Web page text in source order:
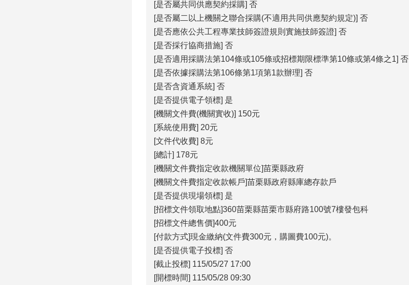
[是否屬共同供應契約採購] 否
[是否屬二以上機關之聯合採購(不適用共同供應契約規定)] 否
[是否應依公共工程專業技師簽證規則實施技師簽證] 否
[是否採行協商措施] 否
[是否適用採購法第104條或105條或招標期限標準第10條或第4條之1] 否
[是否依據採購法第106條第1項第1款辦理] 否
[是否含資通系統] 否
[是否提供電子領標] 是
[機關文件費(機關實收)] 150元
[系統使用費] 20元
[文件代收費] 8元
[總計] 178元
[機關文件費指定收款機關單位]苗栗縣政府
[機關文件費指定收款帳戶]苗栗縣政府縣庫總存款戶
[是否提供現場領標] 是
[招標文件領取地點]360苗栗縣苗栗市縣府路100號7樓發包科
[招標文件總售價]400元
[付款方式]現金繳納(文件費300元，購圖費100元)。
[是否提供電子投標] 否
[截止投標] 115/05/27 17:00
[開標時間] 115/05/28 09:30